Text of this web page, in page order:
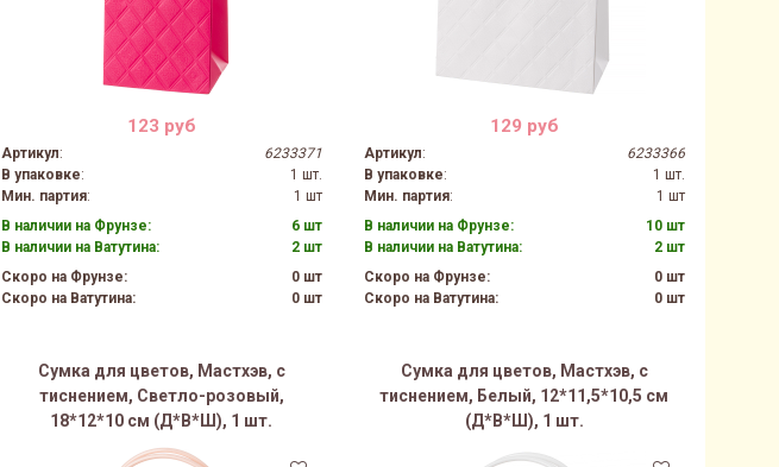
123 руб
Артикул:
6233371
В упаковке:
1 шт.
Мин. партия:
1 шт
В наличии на Фрунзе:
6 шт
В наличии на Ватутина:
2 шт
Скоро на Фрунзе:
0 шт
Скоро на Ватутина:
0 шт
129 руб
Артикул:
6233366
В упаковке:
1 шт.
Мин. партия:
1 шт
В наличии на Фрунзе:
10 шт
В наличии на Ватутина:
2 шт
Скоро на Фрунзе:
0 шт
Скоро на Ватутина:
0 шт
Сумка для цветов, Мастхэв, с
тиснением, Светло-розовый,
18*12*10 см (Д*В*Ш), 1 шт.
Сумка для цветов, Мастхэв, с
тиснением, Белый, 12*11,5*10,5 см
(Д*В*Ш), 1 шт.